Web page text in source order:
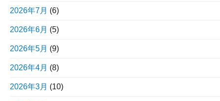
2026年7月 (6)
2026年6月 (5)
2026年5月 (9)
2026年4月 (8)
2026年3月 (10)